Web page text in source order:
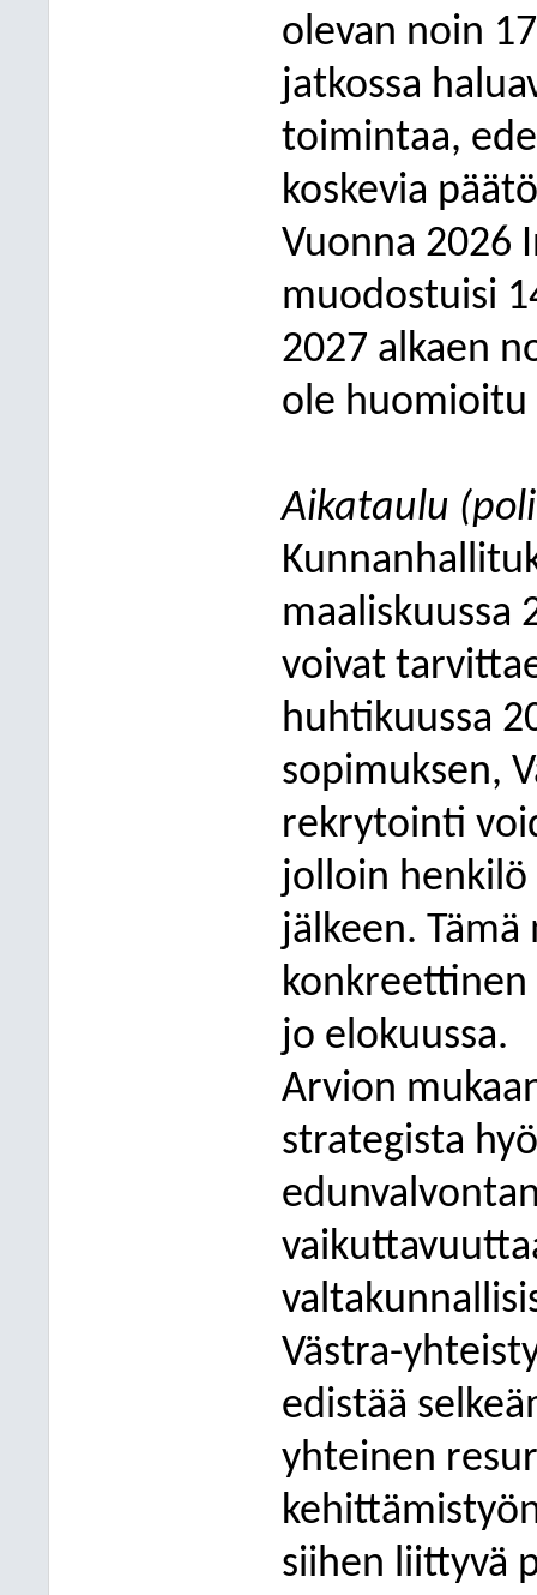
olevan noin
jatkossa
toimintaa,
koskevia
Vuonna 2026
muodostuisi
2027 alkaen
ole huomioitu
Aikataulu
maaliskuussa
voivat
huhtikuussa
sopimuksen,
rekrytointi
jolloin henkilö
jälkeen.
konkreettinen
jo elokuussa.
Arvion
strategista
Västra-
edistää
yhteinen
siihen liittyvä